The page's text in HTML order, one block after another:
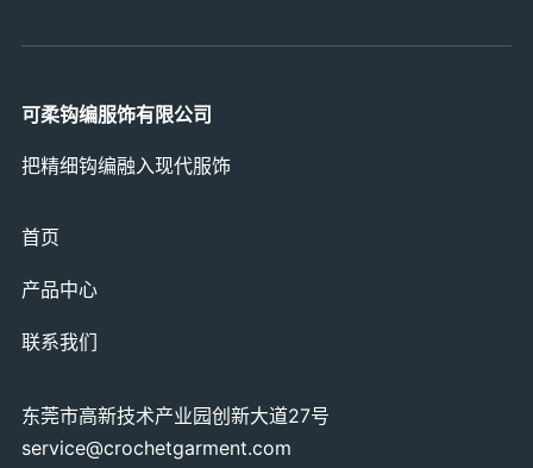
可柔钩编服饰有限公司
把精细钩编融入现代服饰
首页
产品中心
联系我们
东莞市高新技术产业园创新大道27号
service@crochetgarment.com